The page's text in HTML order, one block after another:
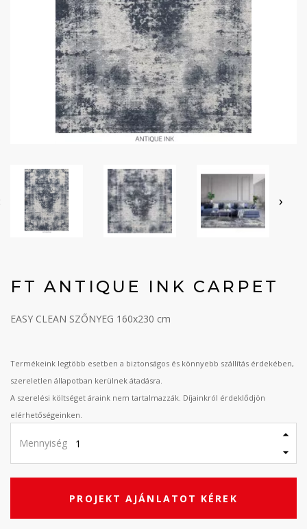
›
FT ANTIQUE INK CARPET
EASY CLEAN SZŐNYEG 160x230 cm
Termékeink legtöbb esetben a biztonságos és könnyebb szállítás érdekében,
szereletlen állapotban kerülnek átadásra.
A szerelési költséget áraink nem tartalmazzák. Díjainkról érdeklődjön
elérhetőségeinken.
Mennyiség
PROJEKT AJÁNLATOT KÉREK